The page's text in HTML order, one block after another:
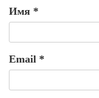
Имя *
Email *